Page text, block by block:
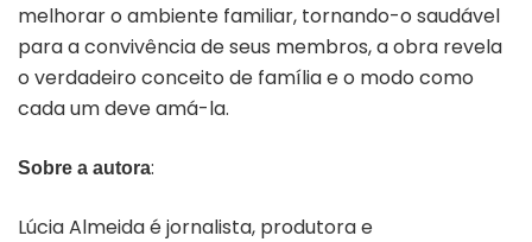
melhorar o ambiente familiar, tornando-o saudável
para a convivência de seus membros, a obra revela
o verdadeiro conceito de família e o modo como
cada um deve amá-la.
Sobre a autora:
Lúcia Almeida é jornalista, produtora e